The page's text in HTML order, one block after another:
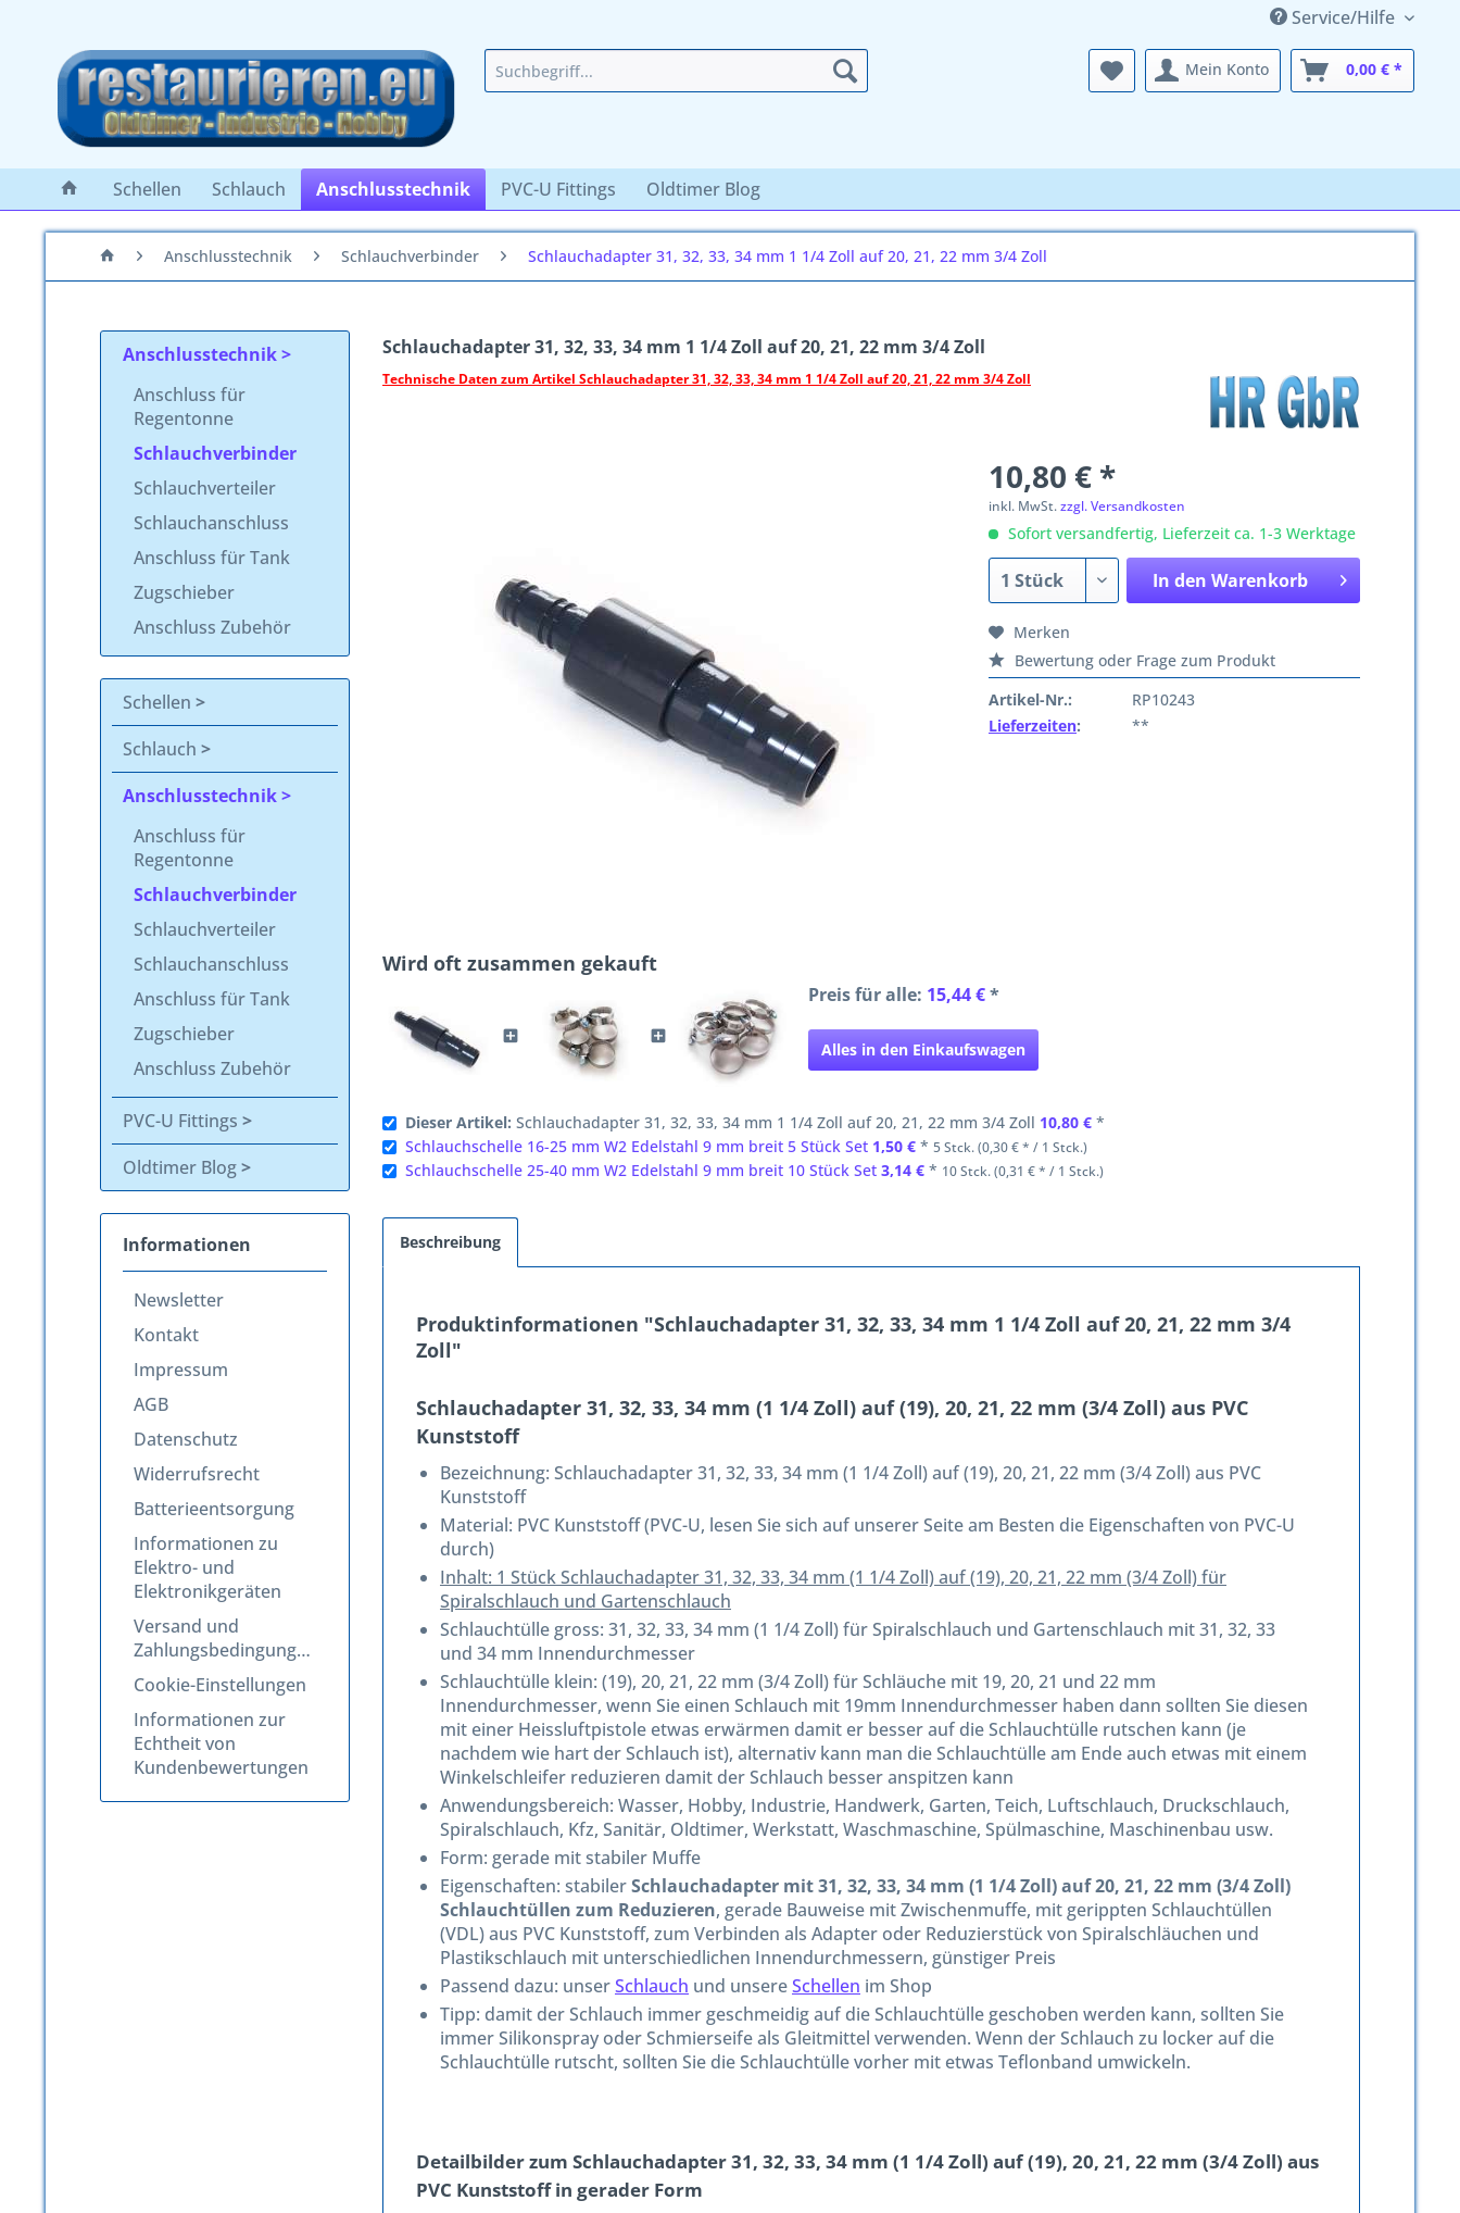
Service/Hilfe
Mein Konto 0,00 € *
Schellen Schlauch Anschlusstechnik PVC-U Fittings Oldtimer Blog
Anschlusstechnik Schlauchverbinder Schlauchadapter 31, 32, 33, 34 mm 1 1/4 Zoll auf 20, 21, 22 mm 3/4 Zoll
Anschlusstechnik
Anschluss für
Regentonne
Schlauchverbinder
Schlauchverteiler
Schlauchanschluss
Anschluss für Tank
Zugschieber
Anschluss Zubehör
Schellen
Schlauch
Anschlusstechnik
Anschluss für
Regentonne
Schlauchverbinder
Schlauchverteiler
Schlauchanschluss
Anschluss für Tank
Zugschieber
Anschluss Zubehör
PVC-U Fittings
Oldtimer Blog
Informationen
Newsletter
Kontakt
Impressum
AGB
Datenschutz
Widerrufsrecht
Batterieentsorgung
Informationen zu
Elektro- und
Elektronikgeräten
Versand und
Zahlungsbedingungen
Cookie-Einstellungen
Informationen zur
Echtheit von
Kundenbewertungen
Schlauchadapter 31, 32, 33, 34 mm 1 1/4 Zoll auf 20, 21, 22 mm 3/4 Zoll
Technische Daten zum Artikel Schlauchadapter 31, 32, 33, 34 mm 1 1/4 Zoll auf 20, 21, 22 mm 3/4 Zoll
10,80 € *
inkl. MwSt.zzgl. Versandkosten
Sofort versandfertig, Lieferzeit ca. 1-3 Werktage
In den Warenkorb
Merken
Bewertung oder Frage zum Produkt
Artikel-Nr.:
RP10243
Lieferzeiten: **
Wird oft zusammen gekauft
Preis für alle: 15,44 €*
Alles in den Einkaufswagen
Dieser Artikel: Schlauchadapter 31, 32, 33, 34 mm 1 1/4 Zoll auf 20, 21, 22 mm 3/4 Zoll 10,80 € *
Schlauchschelle 16-25 mm W2 Edelstahl 9 mm breit 5 Stück Set 1,50 € * 5 Stck. (0,30 € * / 1 Stck.)
Schlauchschelle 25-40 mm W2 Edelstahl 9 mm breit 10 Stück Set 3,14 € * 10 Stck. (0,31 € * / 1 Stck.)
Beschreibung
Produktinformationen "Schlauchadapter 31, 32, 33, 34 mm 1 1/4 Zoll auf 20, 21, 22 mm 3/4
Zoll"
Schlauchadapter 31, 32, 33, 34 mm (1 1/4 Zoll) auf (19), 20, 21, 22 mm (3/4 Zoll) aus PVC
Kunststoff
Bezeichnung: Schlauchadapter 31, 32, 33, 34 mm (1 1/4 Zoll) auf (19), 20, 21, 22 mm (3/4 Zoll) aus PVC
Kunststoff
Material: PVC Kunststoff (PVC-U, lesen Sie sich auf unserer Seite am Besten die Eigenschaften von PVC-U
durch)
Inhalt: 1 Stück Schlauchadapter 31, 32, 33, 34 mm (1 1/4 Zoll) auf (19), 20, 21, 22 mm (3/4 Zoll) für
Spiralschlauch und Gartenschlauch
Schlauchtülle gross: 31, 32, 33, 34 mm (1 1/4 Zoll) für Spiralschlauch und Gartenschlauch mit 31, 32, 33
und 34 mm Innendurchmesser
Schlauchtülle klein: (19), 20, 21, 22 mm (3/4 Zoll) für Schläuche mit 19, 20, 21 und 22 mm
Innendurchmesser, wenn Sie einen Schlauch mit 19mm Innendurchmesser haben dann sollten Sie diesen
mit einer Heissluftpistole etwas erwärmen damit er besser auf die Schlauchtülle rutschen kann (je
nachdem wie hart der Schlauch ist), alternativ kann man die Schlauchtülle am Ende auch etwas mit einem
Winkelschleifer reduzieren damit der Schlauch besser anspitzen kann
Anwendungsbereich: Wasser, Hobby, Industrie, Handwerk, Garten, Teich, Luftschlauch, Druckschlauch,
Spiralschlauch, Kfz, Sanitär, Oldtimer, Werkstatt, Waschmaschine, Spülmaschine, Maschinenbau usw.
Form: gerade mit stabiler Muffe
Eigenschaften: stabilerSchlauchadapter mit 31, 32, 33, 34 mm (1 1/4 Zoll) auf 20, 21, 22 mm (3/4 Zoll)
Schlauchtüllen zum Reduzieren, gerade Bauweise mit Zwischenmuffe, mit gerippten Schlauchtüllen
(VDL) aus PVC Kunststoff, zum Verbinden als Adapter oder Reduzierstück von Spiralschläuchen und
Plastikschlauch mit unterschiedlichen Innendurchmessern, günstiger Preis
Passend dazu: unserSchlauch und unsereSchellen im Shop
Tipp: damit der Schlauch immer geschmeidig auf die Schlauchtülle geschoben werden kann, sollten Sie
immer Silikonspray oder Schmierseife als Gleitmittel verwenden. Wenn der Schlauch zu locker auf die
Schlauchtülle rutscht, sollten Sie die Schlauchtülle vorher mit etwas Teflonband umwickeln.
Detailbilder zum Schlauchadapter 31, 32, 33, 34 mm (1 1/4 Zoll) auf (19), 20, 21, 22 mm (3/4 Zoll) aus
PVC Kunststoff in gerader Form